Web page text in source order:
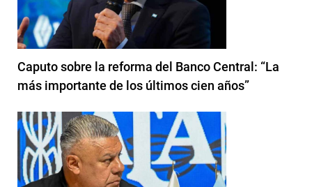
Caputo sobre la reforma del Banco Central: “La
más importante de los últimos cien años”